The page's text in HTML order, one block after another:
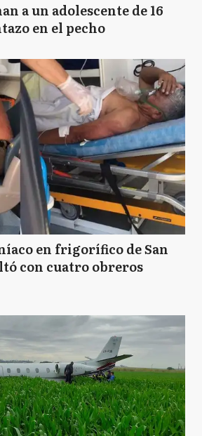
a un adolescente de 16
en el pecho
en frigorífico de San
con cuatro obreros